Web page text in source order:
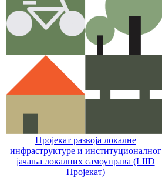
Пројекат развоја локалне
инфраструктуре и институционалног
јачања локалних самоуправa (LIID
Пројекат)